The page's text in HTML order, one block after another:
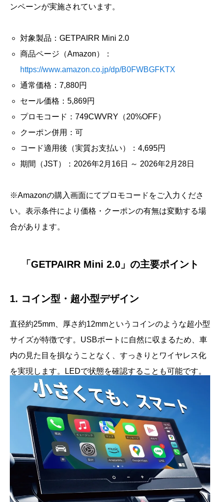
ンペーンが実施されています。
対象製品：GETPAIRR Mini 2.0
商品ページ（Amazon）：
https://www.amazon.co.jp/dp/B0FWBGFKTX
通常価格：7,880円
セール価格：5,869円
プロモコード：749CWVRY（20%OFF）
クーポン併用：可
コード適用後（実質お支払い）：4,695円
期間（JST）：2026年2月16日 ～ 2026年2月28日
※Amazonの購入画面にてプロモコードをご入力くださ
い。表示条件により価格・クーポンの有無は変動する場
合があります。
「GETPAIRR Mini 2.0」の主要ポイント
1. コイン型・超小型デザイン
直径約25mm、厚さ約12mmというコインのような超小型
サイズが特徴です。USBポートに自然に収まるため、車
内の見た目を損なうことなく、すっきりとワイヤレス化
を実現します。LEDで状態を確認することも可能です。